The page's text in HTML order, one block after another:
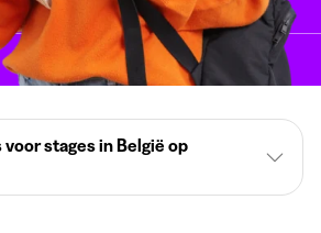
stages in België op